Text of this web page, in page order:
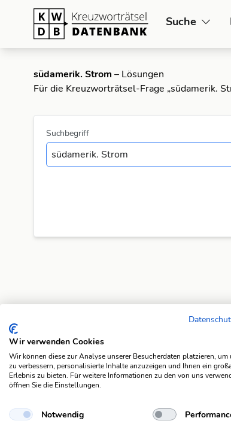
Suche
südamerik. Strom – Lösungen
Für die Kreuzworträtsel-Frage „südamerik.
Suchbegriff
südamerik. Strom
südamerik. Strom
Wir verwenden Cookies
Wir können diese zur Analyse unserer Besucherdaten platzieren, um
zu verbessern, personalisierte Inhalte anzuzeigen und Ihnen ein
Erlebnis zu bieten. Für weitere Informationen zu den von uns
öffnen Sie die Einstellungen.
Notwendig